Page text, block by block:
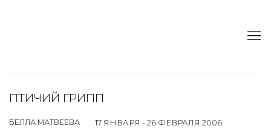
ПТИЧИЙ ГРИПП
БЕЛЛА МАТВЕЕВА 17 ЯНВАРЯ - 26 ФЕВРАЛЯ 2006